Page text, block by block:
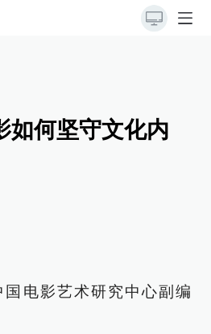
如何坚守文化内
电影艺术研究中心副编